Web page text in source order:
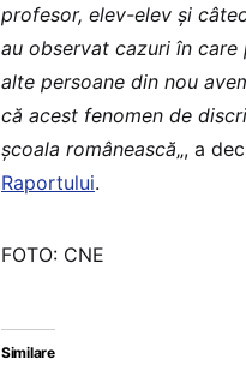
profesor, elev-elev şi
au observat cazuri în
alte persoane din nou
că acest fenomen de
şcoala românească„, a
Raportului.
FOTO: CNE
Similare